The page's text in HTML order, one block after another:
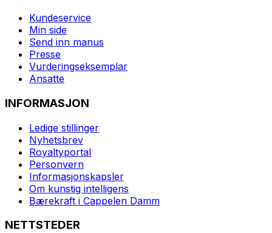
Kundeservice
Min side
Send inn manus
Presse
Vurderingseksemplar
Ansatte
INFORMASJON
Ledige stillinger
Nyhetsbrev
Royaltyportal
Personvern
Informasjonskapsler
Om kunstig intelligens
Bærekraft i Cappelen Damm
NETTSTEDER